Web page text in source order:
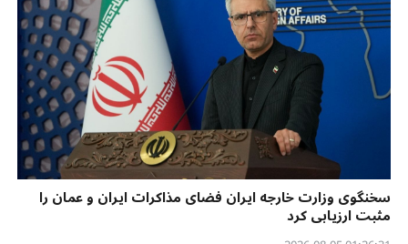
سخنگوی وزارت خارجه ایران فضای مذاکرات ایران و عمان را
مثبت ارزیابی کرد